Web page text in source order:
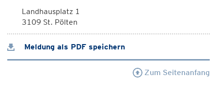
Landhausplatz 1
3109 St. Pölten
Meldung als PDF speichern
Zum Seitenanfang